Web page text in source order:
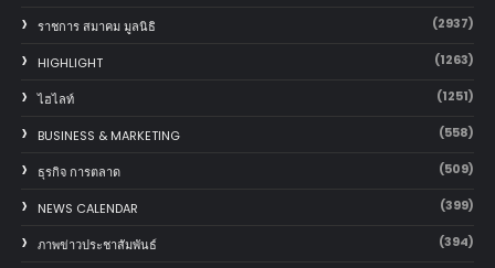
ราชการ สมาคม มูลนิธิ (2937)
HIGHLIGHT (1263)
ไฮไลท์ (1251)
BUSINESS & MARKETING (558)
ธุรกิจ การตลาด (509)
NEWS CALENDAR (399)
ภาพข่าวประชาสัมพันธ์ (394)